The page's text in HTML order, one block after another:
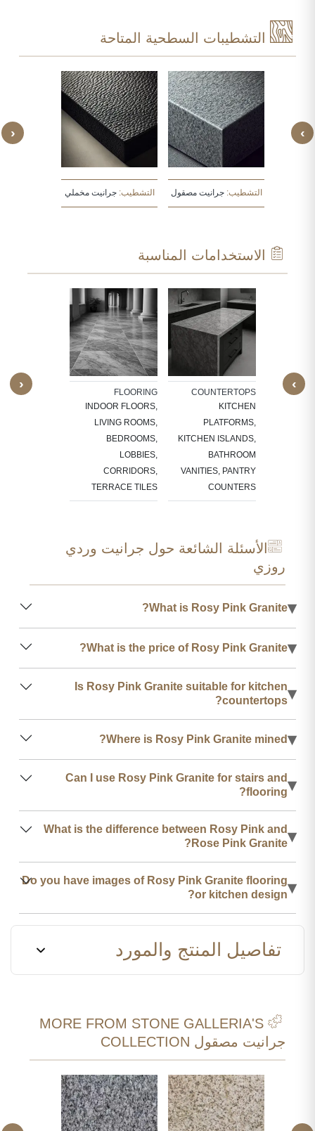
التشطيبات السطحية المتاحة
‹
التشطيب:جرانيت مصقول التشطيب:جرانيت مخملي
›
الاستخدامات المناسبة
‹
CARVED
COUNTERTOPS
KITCHEN
PLATFORMS,
KITCHEN ISLANDS,
BATHROOM
VANITIES, PANTRY
COUNTERS
FLOORING
INDOOR FLOORS,
LIVING ROOMS,
BEDROOMS,
LOBBIES,
CORRIDORS,
TERRACE TILES
CLADDING
›
الأسئلة الشائعة حول جرانيت وردي
روزي
▾
What is Rosy Pink Granite?
▾
What is the price of Rosy Pink Granite?
▾
Is Rosy Pink Granite suitable for kitchen
countertops?
▾
Where is Rosy Pink Granite mined?
▾
Can I use Rosy Pink Granite for stairs and
flooring?
▾
What is the difference between Rosy Pink and
Rose Pink Granite?
▾
Do you have images of Rosy Pink Granite flooring
or kitchen design?
تفاصيل المنتج والمورد
MORE FROM STONE GALLERIA'S
جرانيت مصقول COLLECTION